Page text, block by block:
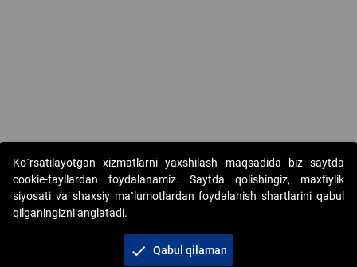
Copyright © 2017-2026. "Elektron onlayn-auksionlarni
tashkil etish" AJ. Barcha huquqlar himoyalangan
Ko`rsatilayotgan xizmatlarni yaxshilash maqsadida biz saytda
cookie-fayllardan foydalanamiz. Saytda qolishingiz, maxfiylik
siyosati va shaxsiy ma`lumotlardan foydalanish shartlarini qabul
qilganingizni anglatadi.
check Qabul qilaman